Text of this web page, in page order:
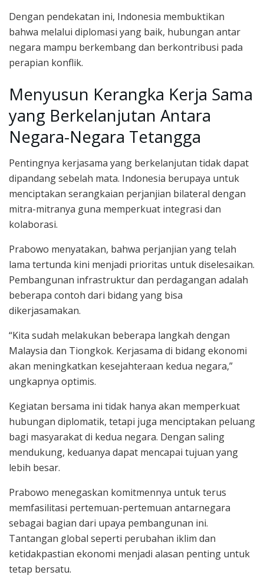
Dengan pendekatan ini, Indonesia membuktikan
bahwa melalui diplomasi yang baik, hubungan antar
negara mampu berkembang dan berkontribusi pada
perapian konflik.
Menyusun Kerangka Kerja Sama
yang Berkelanjutan Antara
Negara-Negara Tetangga
Pentingnya kerjasama yang berkelanjutan tidak dapat
dipandang sebelah mata. Indonesia berupaya untuk
menciptakan serangkaian perjanjian bilateral dengan
mitra-mitranya guna memperkuat integrasi dan
kolaborasi.
Prabowo menyatakan, bahwa perjanjian yang telah
lama tertunda kini menjadi prioritas untuk diselesaikan.
Pembangunan infrastruktur dan perdagangan adalah
beberapa contoh dari bidang yang bisa
dikerjasamakan.
“Kita sudah melakukan beberapa langkah dengan
Malaysia dan Tiongkok. Kerjasama di bidang ekonomi
akan meningkatkan kesejahteraan kedua negara,”
ungkapnya optimis.
Kegiatan bersama ini tidak hanya akan memperkuat
hubungan diplomatik, tetapi juga menciptakan peluang
bagi masyarakat di kedua negara. Dengan saling
mendukung, keduanya dapat mencapai tujuan yang
lebih besar.
Prabowo menegaskan komitmennya untuk terus
memfasilitasi pertemuan-pertemuan antarnegara
sebagai bagian dari upaya pembangunan ini.
Tantangan global seperti perubahan iklim dan
ketidakpastian ekonomi menjadi alasan penting untuk
tetap bersatu.